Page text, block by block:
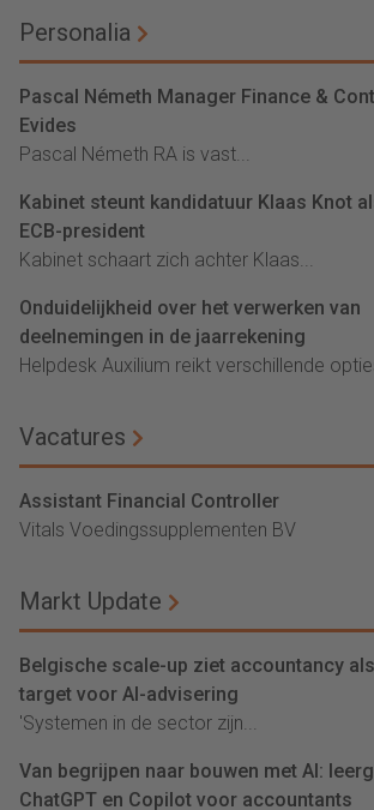
Personalia
Pascal Németh Manager Finance &
Evides
Pascal Németh RA is vast...
Kabinet steunt kandidatuur Klaas Knot
ECB-president
Kabinet schaart zich achter Klaas...
Onduidelijkheid over het verwerken van
deelnemingen in de jaarrekening
Helpdesk Auxilium reikt verschillende
Vacatures
Assistant Financial Controller
Vitals Voedingssupplementen BV
Markt Update
Belgische scale-up ziet accountancy als
target voor AI-advisering
'Systemen in de sector zijn...
Van begrijpen naar bouwen met AI:
ChatGPT en Copilot voor accountants